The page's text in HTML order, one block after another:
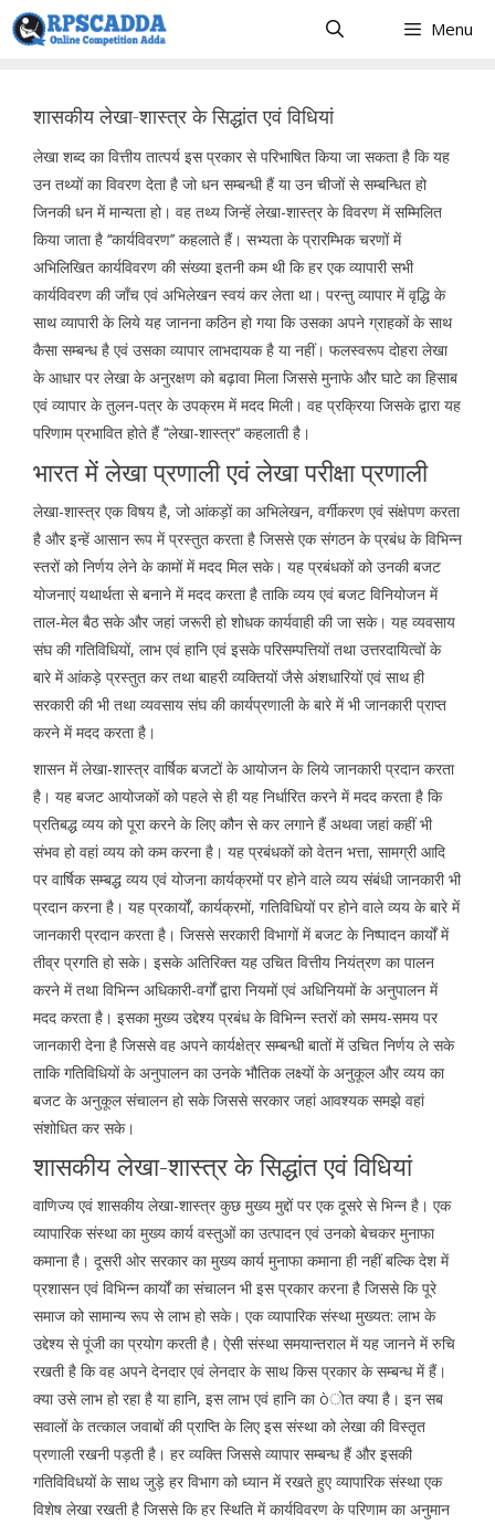
Skip
to
Menu
शासकीय लेखा-शास्त्र के सिद्धांत एवं विधियां
लेखा शब्द का वित्तीय तात्पर्य इस प्रकार से परिभाषित किया जा सकता है कि यह
उन तथ्यों का विवरण देता है जो धन सम्बन्धी हैं या उन चीजों से सम्बन्धित हो
जिनकी धन में मान्यता हो। वह तथ्य जिन्हें लेखा-शास्त्र के विवरण में सम्मिलित
किया जाता है ‘‘कार्यविवरण’’ कहलाते हैं। सभ्यता के प्रारम्भिक चरणों में
अभिलिखित कार्यविवरण की संख्या इतनी कम थी कि हर एक व्यापारी सभी
कार्यविवरण की जाँच एवं अभिलेखन स्वयं कर लेता था। परन्तु व्यापार में वृद्धि के
साथ व्यापारी के लिये यह जानना कठिन हो गया कि उसका अपने ग्राहकों के साथ
कैसा सम्बन्ध है एवं उसका व्यापार लाभदायक है या नहीं। फलस्वरूप दोहरा लेखा
के आधार पर लेखा के अनुरक्षण को बढ़ावा मिला जिससे मुनाफे और घाटे का हिसाब
एवं व्यापार के तुलन-पत्र के उपक्रम में मदद मिली। वह प्रक्रिया जिसके द्वारा यह
परिणाम प्रभावित होते हैं ‘‘लेखा-शास्त्र‘‘ कहलाती है।
भारत में लेखा प्रणाली एवं लेखा परीक्षा प्रणाली
लेखा-शास्त्र एक विषय है, जो आंकड़ों का अभिलेखन, वर्गीकरण एवं संक्षेपण करता
है और इन्हें आसान रूप में प्रस्तुत करता है जिससे एक संगठन के प्रबंध के विभिन्न
स्तरों को निर्णय लेने के कामों में मदद मिल सके। यह प्रबंधकों को उनकी बजट
योजनाएं यथार्थता से बनाने में मदद करता है ताकि व्यय एवं बजट विनियोजन में
ताल-मेल बैठ सके और जहां जरूरी हो शोधक कार्यवाही की जा सके। यह व्यवसाय
संघ की गतिविधियों, लाभ एवं हानि एवं इसके परिसम्पत्तियों तथा उत्तरदायित्वों के
बारे में आंकड़े प्रस्तुत कर तथा बाहरी व्यक्तियों जैसे अंशधारियों एवं साथ ही
सरकारी की भी तथा व्यवसाय संघ की कार्यप्रणाली के बारे में भी जानकारी प्राप्त
करने में मदद करता है।
शासन में लेखा-शास्त्र वार्षिक बजटों के आयोजन के लिये जानकारी प्रदान करता
है। यह बजट आयोजकों को पहले से ही यह निर्धारित करने में मदद करता है कि
प्रतिबद्ध व्यय को पूरा करने के लिए कौन से कर लगाने हैं अथवा जहां कहीं भी
संभव हो वहां व्यय को कम करना है। यह प्रबंधकों को वेतन भत्ता, सामग्री आदि
पर वार्षिक सम्बद्ध व्यय एवं योजना कार्यक्रमों पर होने वाले व्यय संबंधी जानकारी भी
प्रदान करना है। यह प्रकार्यों, कार्यक्रमों, गतिविधियों पर होने वाले व्यय के बारे में
जानकारी प्रदान करता है। जिससे सरकारी विभागों में बजट के निष्पादन कार्यों में
तीव्र प्रगति हो सके। इसके अतिरिक्त यह उचित वित्तीय नियंत्रण का पालन
करने में तथा विभिन्न अधिकारी-वर्गों द्वारा नियमों एवं अधिनियमों के अनुपालन में
मदद करता है। इसका मुख्य उद्देश्य प्रबंध के विभिन्न स्तरों को समय-समय पर
जानकारी देना है जिससे वह अपने कार्यक्षेत्र सम्बन्धी बातों में उचित निर्णय ले सके
ताकि गतिविधियों के अनुपालन का उनके भौतिक लक्ष्यों के अनुकूल और व्यय का
बजट के अनुकूल संचालन हो सके जिससे सरकार जहां आवश्यक समझे वहां
संशोधित कर सके।
शासकीय लेखा-शास्त्र के सिद्धांत एवं विधियां
वाणिज्य एवं शासकीय लेखा-शास्त्र कुछ मुख्य मुद्दों पर एक दूसरे से भिन्न है। एक
व्यापारिक संस्था का मुख्य कार्य वस्तुओं का उत्पादन एवं उनको बेचकर मुनाफा
कमाना है। दूसरी ओर सरकार का मुख्य कार्य मुनाफा कमाना ही नहीं बल्कि देश में
प्रशासन एवं विभिन्न कार्यों का संचालन भी इस प्रकार करना है जिससे कि पूरे
समाज को सामान्य रूप से लाभ हो सके। एक व्यापारिक संस्था मुख्यत: लाभ के
उद्देश्य से पूंजी का प्रयोग करती है। ऐसी संस्था समयान्तराल में यह जानने में रुचि
रखती है कि वह अपने देनदार एवं लेनदार के साथ किस प्रकार के सम्बन्ध में हैं।
क्या उसे लाभ हो रहा है या हानि, इस लाभ एवं हानि का òोत क्या है। इन सब
सवालों के तत्काल जवाबों की प्राप्ति के लिए इस संस्था को लेखा की विस्तृत
प्रणाली रखनी पड़ती है। हर व्यक्ति जिससे व्यापार सम्बन्ध हैं और इसकी
गतिविविधयों के साथ जुड़े हर विभाग को ध्यान में रखते हुए व्यापारिक संस्था एक
विशेष लेखा रखती है जिससे कि हर स्थिति में कार्यविवरण के परिणाम का अनुमान